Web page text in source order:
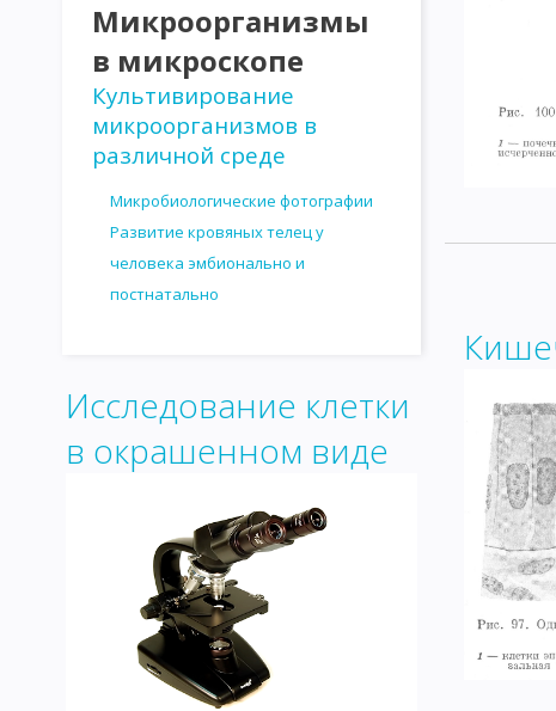
Микроорганизмы
в микроскопе
Культивирование
микроорганизмов в
различной среде
Микробиологические фотографии
Развитие кровяных телец у
человека эмбионально и
постнатально
Исследование клетки
в окрашенном виде